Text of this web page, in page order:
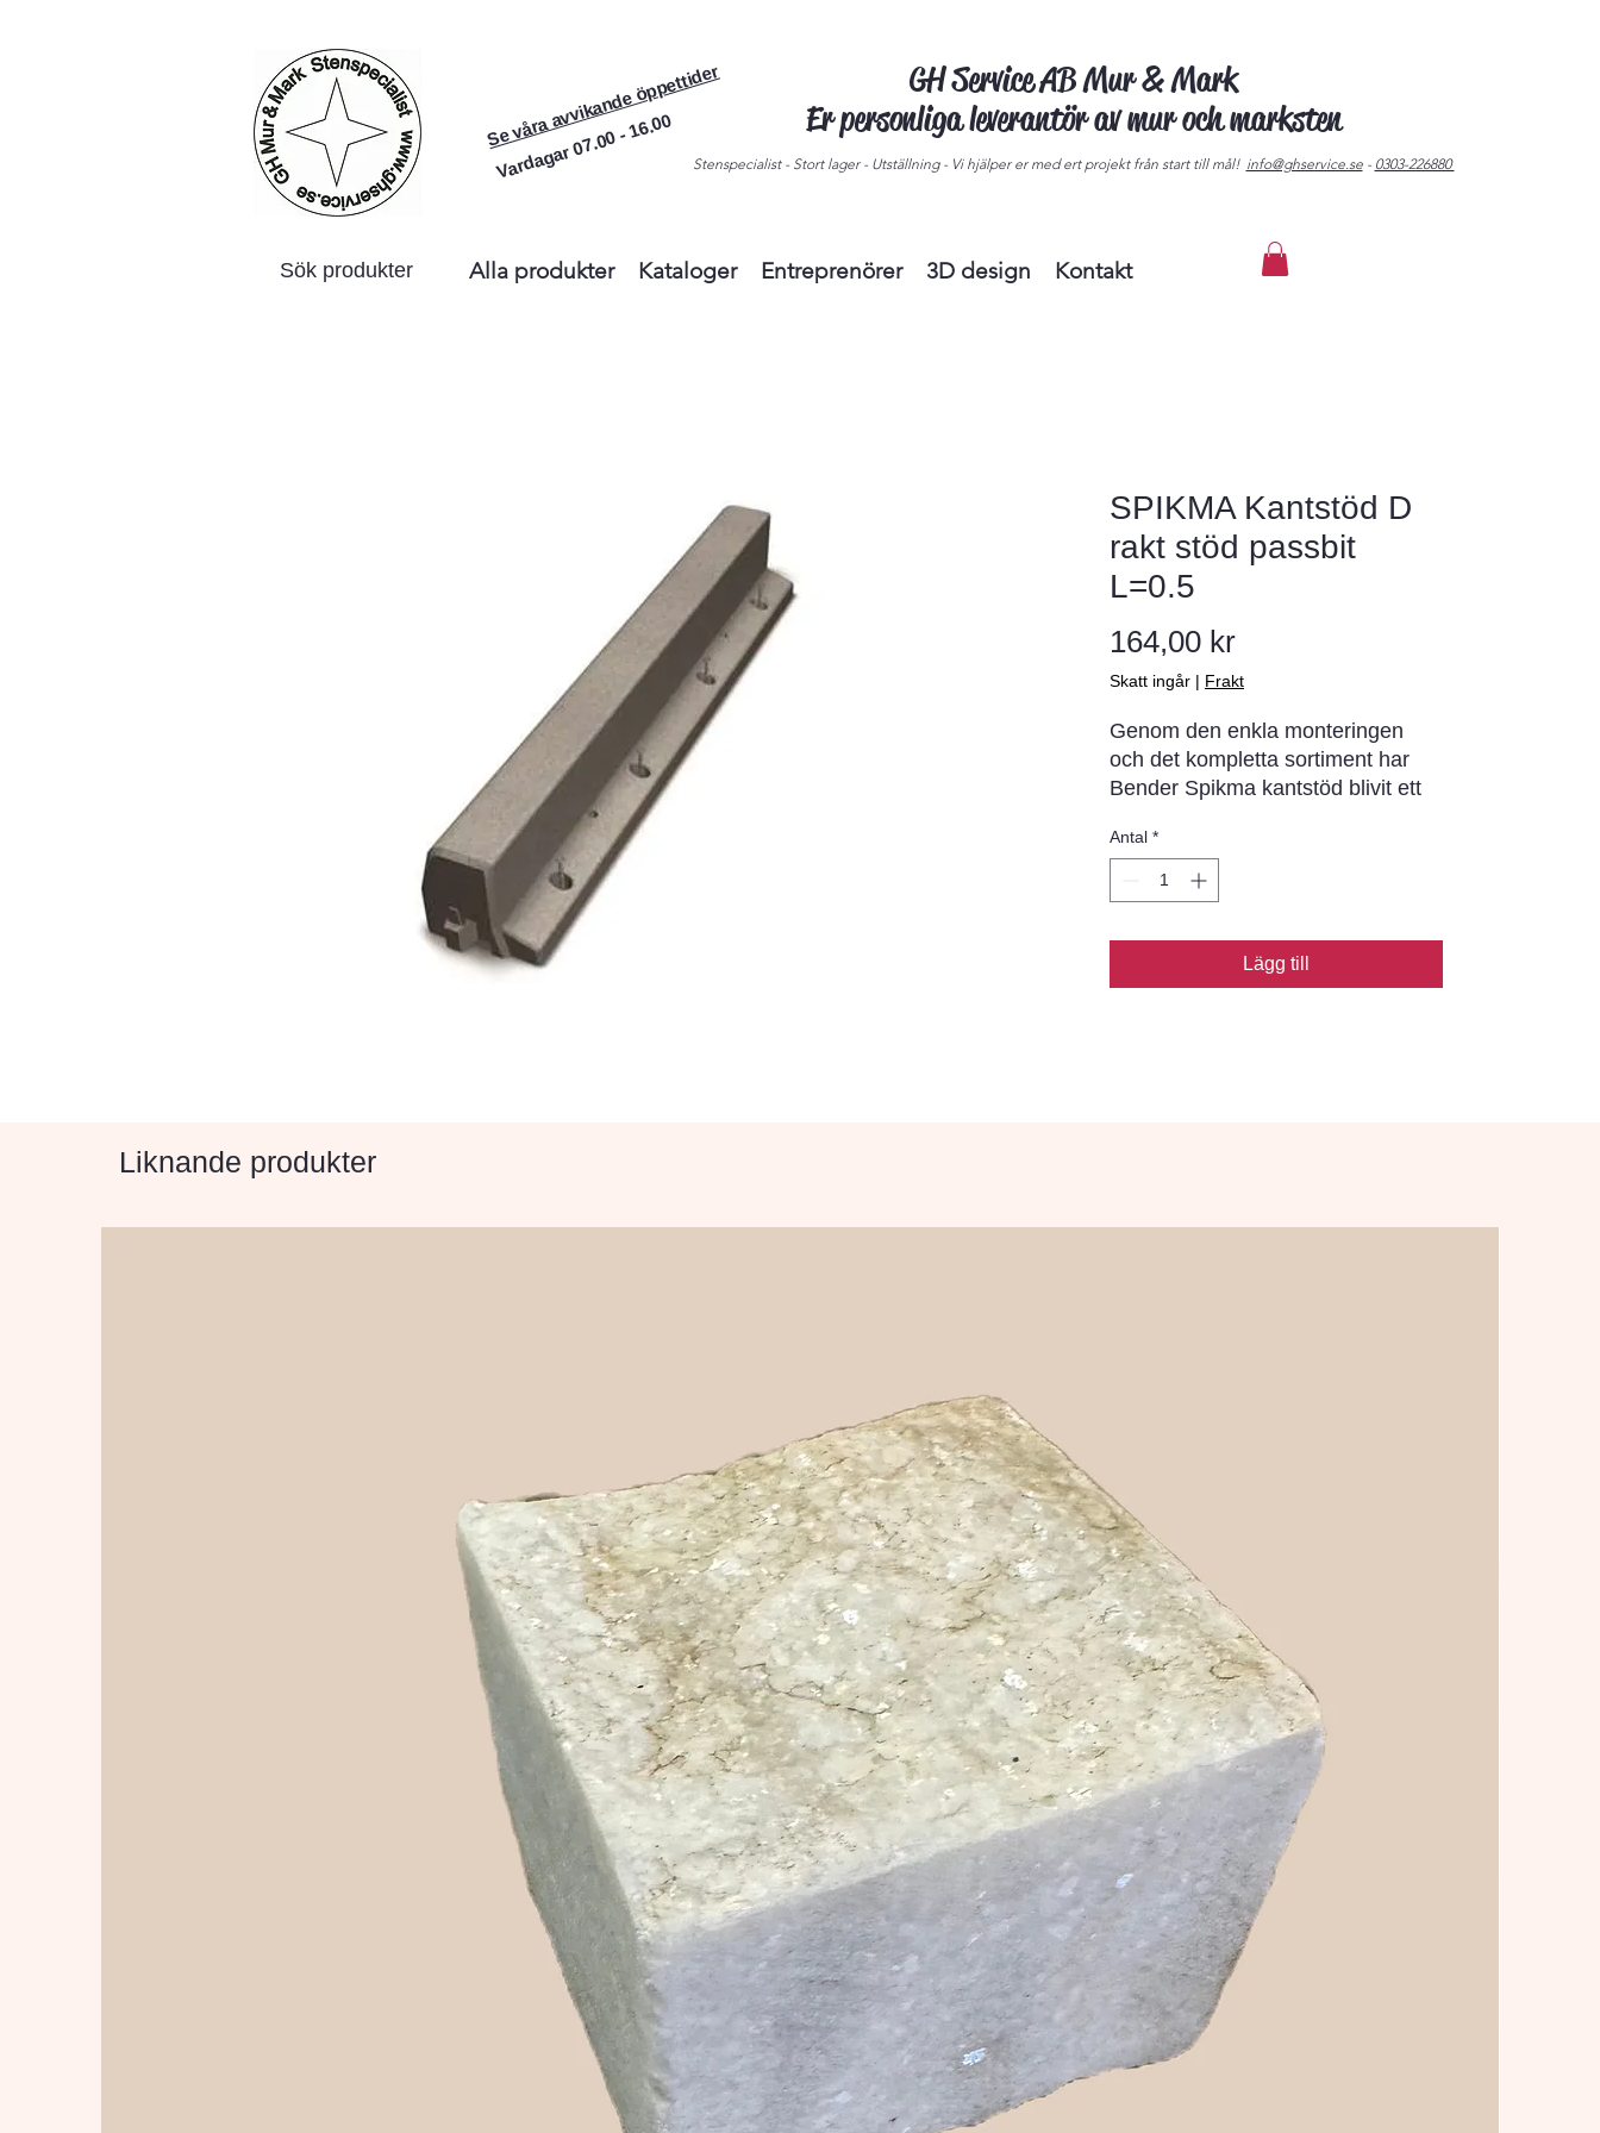
Se våra avvikande öppettider
Vardagar 07.00 - 16.00
GH Service AB Mur & Mark
Er personliga leverantör av mur och marksten
Stenspecialist - Stort lager - Utställning - Vi hjälper er med ert projekt från start till mål! info@ghservice.se- 0303-226880
Alla produkter Kataloger Entreprenörer 3D design Kontakt
Sök produkter
SPIKMA Kantstöd D
rakt stöd passbit
L=0.5
164,00 krPris
Skatt ingår | Frakt
Genom den enkla monteringen
och det kompletta sortiment har
Bender Spikma kantstöd blivit ett
stöd sitter förmonterade
rostskyddade stålspikar (ej i stöd
för limning) som drivs ner i
stabil infästning och möjliggör
montering året runt.
Antal *
Lägg till
Liknande produkter